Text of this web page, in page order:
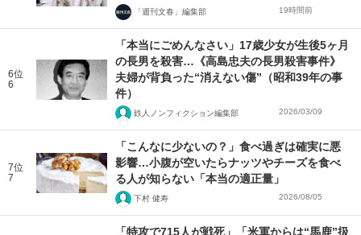
「週刊文春」編集部 19時間前
6位
6
「本当にごめんなさい」17歳少女が生後5ヶ月
の長男を殺害…《高島忠夫の長男殺害事件》
夫婦が背負った“消えない傷”（昭和39年の事
件）
鉄人ノンフィクション編集部 2026/03/09
7位
7
「こんなに少ないの？」食べ過ぎは確実に悪
影響…小腹が空いたらナッツやチーズを食べ
る人が知らない「本当の適正量」
下村 健寿 2026/08/05
「特攻で715人が戦死」「米軍からは“馬鹿”扱